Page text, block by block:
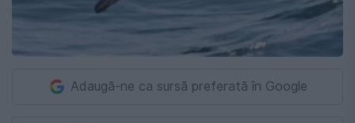
Adaugă-ne ca sursă preferată în Google